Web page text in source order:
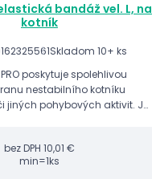
bandáž vel. L, na
kotník
Skladom 10+ ks
poskytuje spolehlivou
nestabilního kotníku
jiných pohybových aktivit. Je
bez DPH 10,01 €
min=1ks